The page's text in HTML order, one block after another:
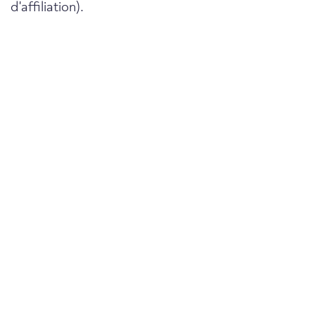
d'affiliation).